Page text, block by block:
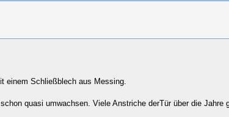
einem Schließblech aus Messing.
quasi umwachsen. Viele Anstriche derTür über die